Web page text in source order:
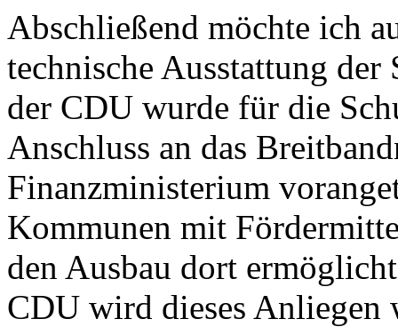
Abschließend möchte ich
technische Ausstattung
der CDU wurde für die
Anschluss an das
Finanzministerium
Kommunen mit
den Ausbau dort
CDU wird dieses